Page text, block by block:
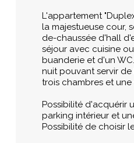
L'appartement
la majestueuse cour,
de-chaussée d'hall
séjour avec cuisine
buanderie et d'un
nuit pouvant servir
trois chambres et une
Possibilité d'acquérir
parking intérieur et
Possibilité de choisir